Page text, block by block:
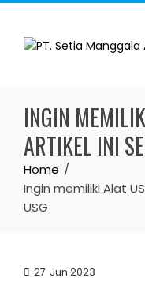
Skip
content
INGIN
ARTIKEL INI
Home
Ingin memiliki Alat
USG
27 Jun 2023